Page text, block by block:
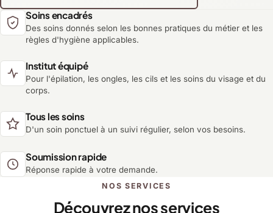
Soins encadrés
Des soins donnés selon les bonnes pratiques du métier et les
règles d'hygiène applicables.
Institut équipé
Pour l'épilation, les ongles, les cils et les soins du visage et du
corps.
Tous les soins
D'un soin ponctuel à un suivi régulier, selon vos besoins.
Soumission rapide
Réponse rapide à votre demande.
NOS SERVICES
Découvrez nos services